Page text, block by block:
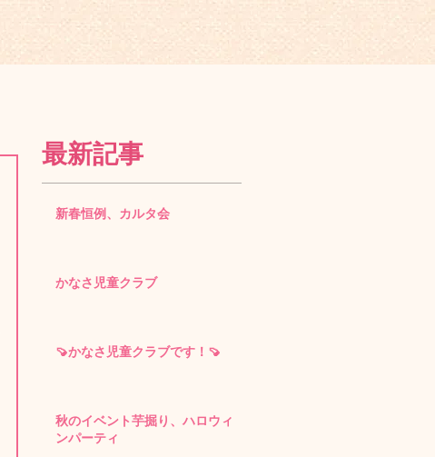
最新記事
新春恒例、カルタ会
かなさ児童クラブ
🍠かなさ児童クラブです！🍠
秋のイベント芋掘り、ハロウィ
ンパーティ